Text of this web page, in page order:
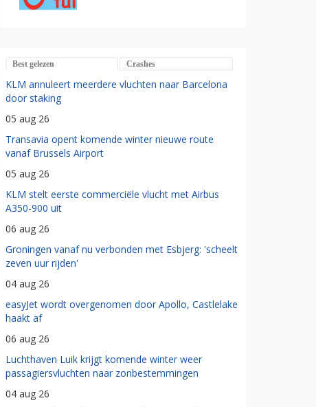
Best gelezen Crashes
KLM annuleert meerdere vluchten naar Barcelona
door staking
05 aug 26
Transavia opent komende winter nieuwe route
vanaf Brussels Airport
05 aug 26
KLM stelt eerste commerciële vlucht met Airbus
A350-900 uit
06 aug 26
Groningen vanaf nu verbonden met Esbjerg: 'scheelt
zeven uur rijden'
04 aug 26
easyJet wordt overgenomen door Apollo, Castlelake
haakt af
06 aug 26
Luchthaven Luik krijgt komende winter weer
passagiersvluchten naar zonbestemmingen
04 aug 26